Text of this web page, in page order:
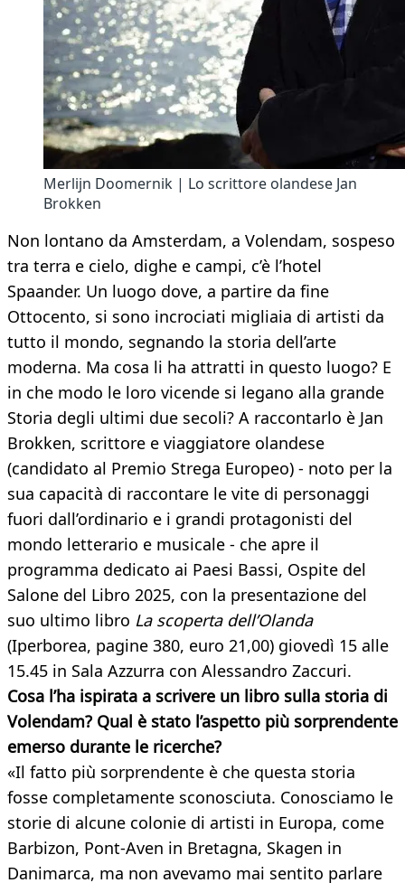
Merlijn Doomernik | Lo scrittore olandese Jan
Brokken
Non lontano da Amsterdam, a Volendam, sospeso
tra terra e cielo, dighe e campi, c’è l’hotel
Spaander. Un luogo dove, a partire da fine
Ottocento, si sono incrociati migliaia di artisti da
tutto il mondo, segnando la storia dell’arte
moderna. Ma cosa li ha attratti in questo luogo? E
in che modo le loro vicende si legano alla grande
Storia degli ultimi due secoli? A raccontarlo è Jan
Brokken, scrittore e viaggiatore olandese
(candidato al Premio Strega Europeo) - noto per la
sua capacità di raccontare le vite di personaggi
fuori dall’ordinario e i grandi protagonisti del
mondo letterario e musicale - che apre il
programma dedicato ai Paesi Bassi, Ospite del
Salone del Libro 2025, con la presentazione del
suo ultimo libro La scoperta dell’Olanda
(Iperborea, pagine 380, euro 21,00) giovedì 15 alle
15.45 in Sala Azzurra con Alessandro Zaccuri.
Cosa l’ha ispirata a scrivere un libro sulla storia di
Volendam? Qual è stato l’aspetto più sorprendente
emerso durante le ricerche?
«Il fatto più sorprendente è che questa storia
fosse completamente sconosciuta. Conosciamo le
storie di alcune colonie di artisti in Europa, come
Barbizon, Pont-Aven in Bretagna, Skagen in
Danimarca, ma non avevamo mai sentito parlare